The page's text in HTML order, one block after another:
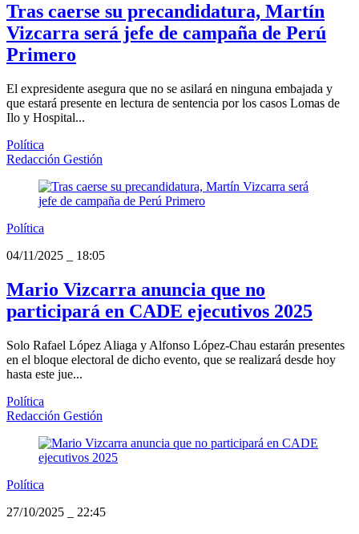
Tras caerse su precandidatura, Martín
Vizcarra será jefe de campaña de Perú
Primero
El expresidente asegura que no se asilará en ninguna embajada y
que estará presente en lectura de sentencia por los casos Lomas de
Ilo y Hospital...
Política
Redacción Gestión
Política
04/11/2025
18:05
Mario Vizcarra anuncia que no
participará en CADE ejecutivos 2025
Solo Rafael López Aliaga y Alfonso López-Chau estarán presentes
en el bloque electoral de dicho evento, que se realizará desde hoy
hasta este jue...
Política
Redacción Gestión
Política
27/10/2025
22:45